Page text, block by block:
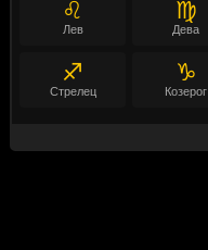
♌
Лев
♍
Дева
♐
Стрелец
♑
Козерог